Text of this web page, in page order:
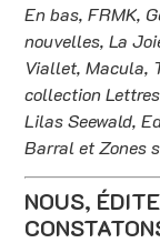
En bas, FRMK,
nouvelles, La
Viallet, Macula,
collection
Lilas Seewald,
Barral et Zones
NOUS,